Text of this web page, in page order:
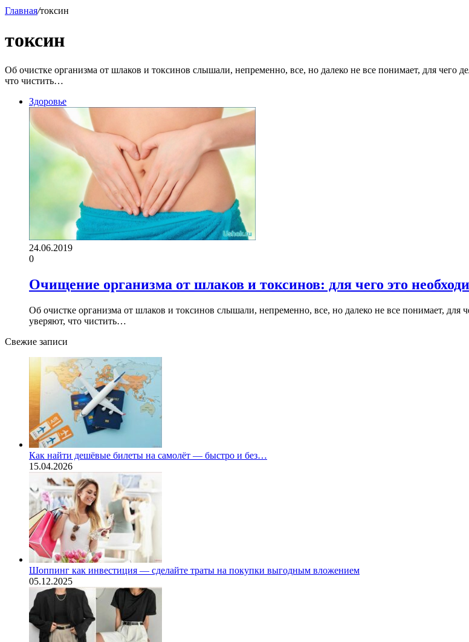
Главная/токсин
токсин
Об очистке организма от шлаков и токсинов слышали, непременно, все, но далеко не все понимает, для чего
что чистить…
Здоровье
24.06.2019
0
Очищение организма от шлаков и токсинов: для чего это
Об очистке организма от шлаков и токсинов слышали, непременно, все, но далеко не все понимает, для
уверяют, что чистить…
Свежие записи
Как найти дешёвые билеты на самолёт — быстро и без…
15.04.2026
Шоппинг как инвестиция — сделайте траты на покупки выгодным вложением
05.12.2025